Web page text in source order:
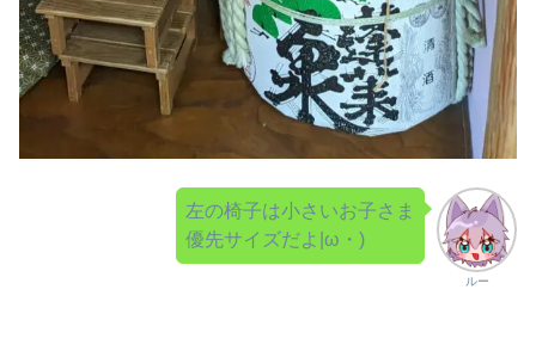
ルー
左の椅子は小さいお子さま
優先サイズだよ|ω・)